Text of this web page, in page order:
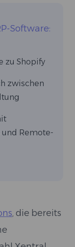
Software:
zu Shopify
zwischen
Remote-
, die bereits